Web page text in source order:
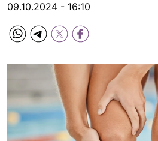
09.10.2024 - 16:10